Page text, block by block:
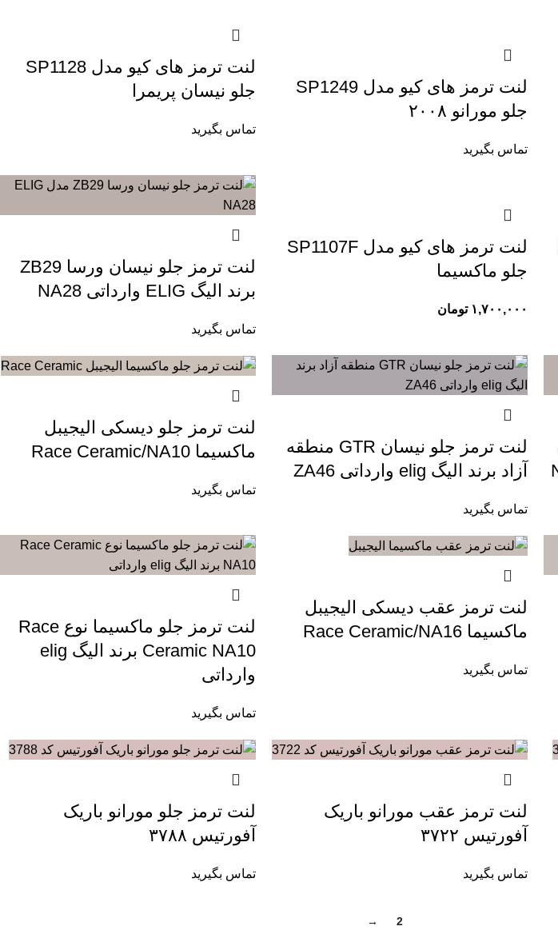
لنت ترمز های کیو مدل SP1249
جلو مورانو ۲۰۰۸
تماس بگیرید
لنت ترمز های کیو مدل SP1128
جلو نیسان پریمرا
تماس بگیرید
لنت ترمز های کیو مدل SP1107F
جلو ماکسیما
۱,۷۰۰,۰۰۰ تومان
لنت ترمز جلو نیسان ورسا ZB29
برند الیگ ELIG وارداتی NA28
تماس بگیرید
لنت ترمز جلو نیسان GTR منطقه
آزاد برند الیگ elig وارداتی ZA46
تماس بگیرید
لنت ترمز جلو دیسکی الیجیبل
ماکسیما Race Ceramic/NA10
تماس بگیرید
لنت ترمز عقب دیسکی الیجیبل
ماکسیما Race Ceramic/NA16
تماس بگیرید
لنت ترمز جلو ماکسیما نوع Race
Ceramic NA10 برند الیگ elig
وارداتی
تماس بگیرید
لنت ترمز عقب مورانو باریک
آفورتیس ۳۷۲۲
تماس بگیرید
لنت ترمز جلو مورانو باریک
آفورتیس ۳۷۸۸
تماس بگیرید
2
→